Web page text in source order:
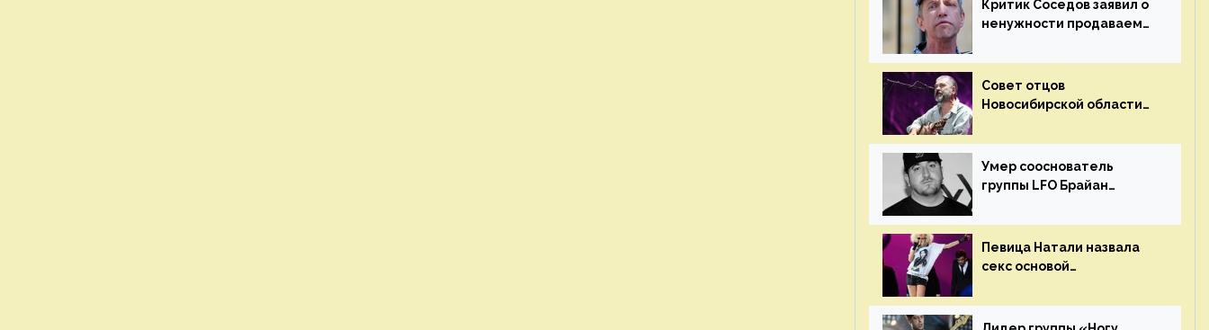
Критик Соседов заявил о
ненужности продаваемых
песен
Совет отцов
Новосибирской области
концерт группы «Сплин»
Умер сооснователь
группы LFO Брайан
Певица Натали назвала
секс основой